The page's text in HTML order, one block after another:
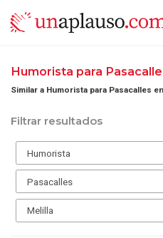
Humorista para
Similar a Humorista para Pasacalles
Filtrar resultados